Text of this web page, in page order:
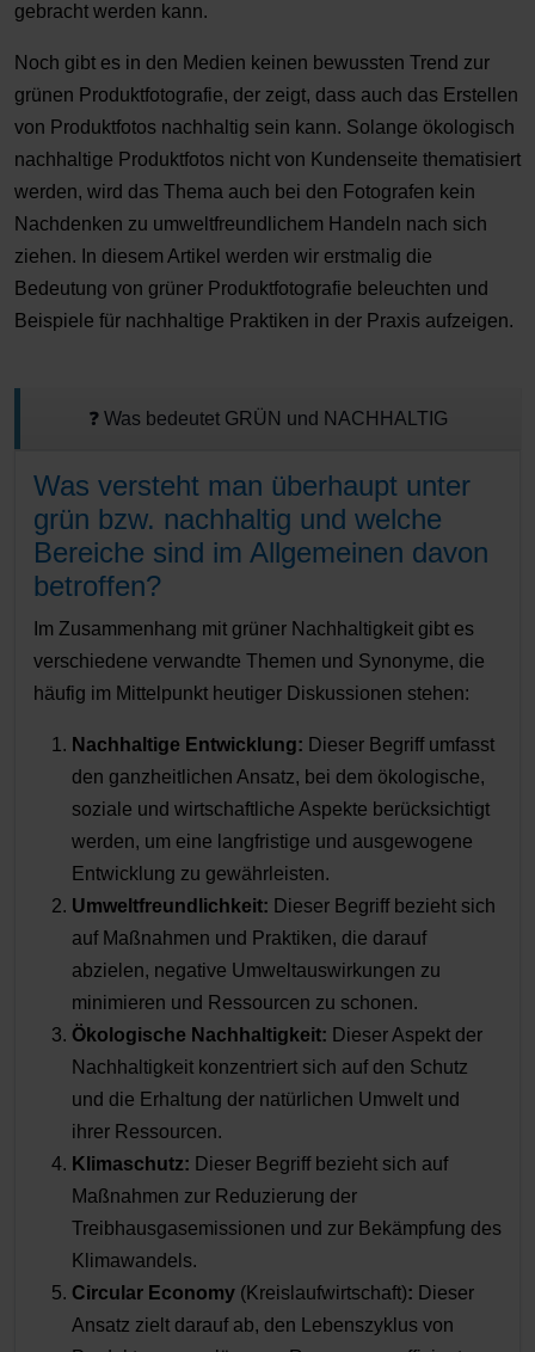
gebracht werden kann.
Noch gibt es in den Medien keinen bewussten Trend zur
grünen Produktfotografie, der zeigt, dass auch das Erstellen
von Produktfotos nachhaltig sein kann. Solange ökologisch
nachhaltige Produktfotos nicht von Kundenseite thematisiert
werden, wird das Thema auch bei den Fotografen kein
Nachdenken zu umweltfreundlichem Handeln nach sich
ziehen. In diesem Artikel werden wir erstmalig die
Bedeutung von grüner Produktfotografie beleuchten und
Beispiele für nachhaltige Praktiken in der Praxis aufzeigen.
❓ Was bedeutet GRÜN und NACHHALTIG
Was versteht man überhaupt unter
grün bzw. nachhaltig und welche
Bereiche sind im Allgemeinen davon
betroffen?
Im Zusammenhang mit grüner Nachhaltigkeit gibt es
verschiedene verwandte Themen und Synonyme, die
häufig im Mittelpunkt heutiger Diskussionen stehen:
Nachhaltige Entwicklung: Dieser Begriff umfasst
den ganzheitlichen Ansatz, bei dem ökologische,
soziale und wirtschaftliche Aspekte berücksichtigt
werden, um eine langfristige und ausgewogene
Entwicklung zu gewährleisten.
Umweltfreundlichkeit: Dieser Begriff bezieht sich
auf Maßnahmen und Praktiken, die darauf
abzielen, negative Umweltauswirkungen zu
minimieren und Ressourcen zu schonen.
Ökologische Nachhaltigkeit: Dieser Aspekt der
Nachhaltigkeit konzentriert sich auf den Schutz
und die Erhaltung der natürlichen Umwelt und
ihrer Ressourcen.
Klimaschutz: Dieser Begriff bezieht sich auf
Maßnahmen zur Reduzierung der
Treibhausgasemissionen und zur Bekämpfung des
Klimawandels.
Circular Economy (Kreislaufwirtschaft): Dieser
Ansatz zielt darauf ab, den Lebenszyklus von